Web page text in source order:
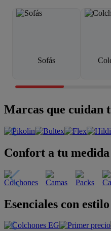
Sofás
Marcas que cuidan
Confort a tu medida
Esenciales con estilo